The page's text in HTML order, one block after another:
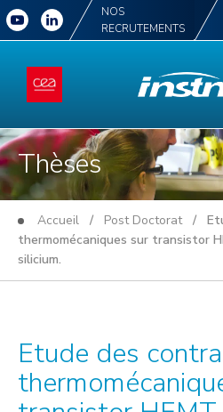
NOS
RECRUTEMENTS
Thèses
Accueil / Post Doctorat/
thermomécaniques sur transistor
silicium.
Etude des